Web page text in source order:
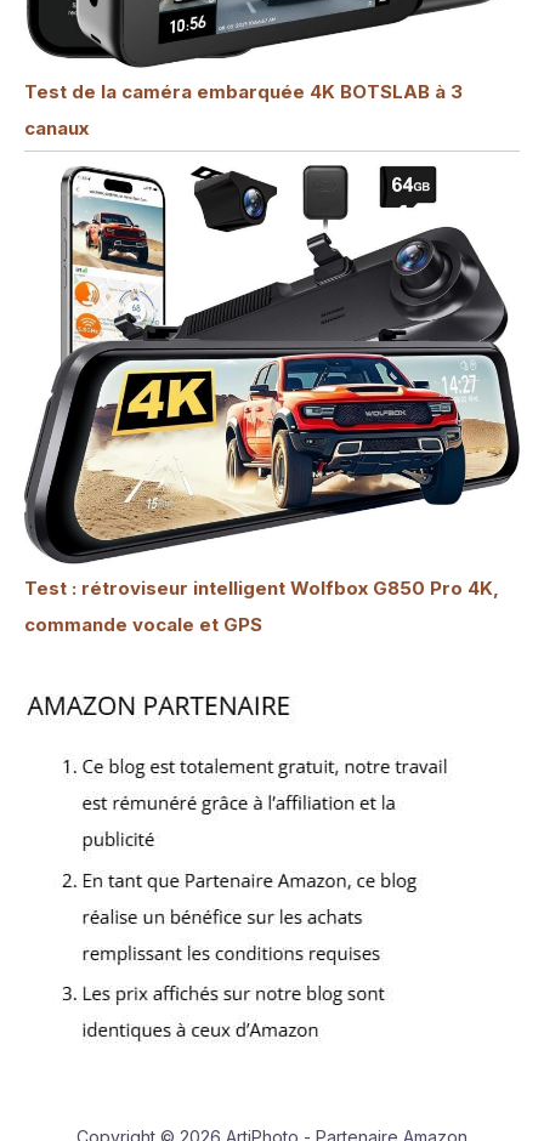
Test de la caméra embarquée 4K BOTSLAB à 3
canaux
Test : rétroviseur intelligent Wolfbox G850 Pro 4K,
commande vocale et GPS
Copyright © 2026 ArtiPhoto - Partenaire Amazon